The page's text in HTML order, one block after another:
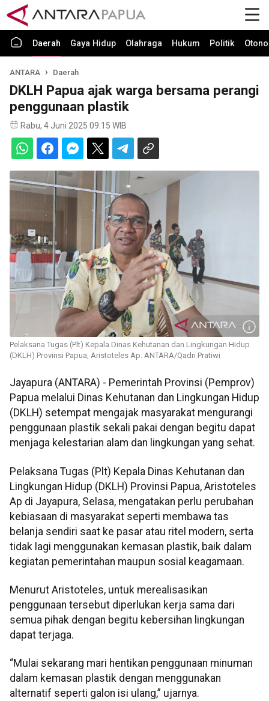
Daerah Gaya Hidup Olahraga Hukum Politik
ANTARA Daerah
DKLH Papua ajak warga bersama perangi
penggunaan plastik
Rabu, 4 Juni 2025 09:15 WIB
Pelaksana Tugas (Plt) Kepala Dinas Kehutanan dan Lingkungan Hidup
(DKLH) Provinsi Papua, Aristoteles Ap. ANTARA/Qadri Pratiwi
Jayapura (ANTARA) - Pemerintah Provinsi (Pemprov)
Papua melalui Dinas Kehutanan dan Lingkungan Hidup
(DKLH) setempat mengajak masyarakat mengurangi
penggunaan plastik sekali pakai dengan begitu dapat
menjaga kelestarian alam dan lingkungan yang sehat.
Pelaksana Tugas (Plt) Kepala Dinas Kehutanan dan
Lingkungan Hidup (DKLH) Provinsi Papua, Aristoteles
Ap di Jayapura, Selasa, mengatakan perlu perubahan
kebiasaan di masyarakat seperti membawa tas
belanja sendiri saat ke pasar atau ritel modern, serta
tidak lagi menggunakan kemasan plastik, baik dalam
kegiatan pemerintahan maupun sosial keagamaan.
Menurut Aristoteles, untuk merealisasikan
penggunaan tersebut diperlukan kerja sama dari
semua pihak dengan begitu kebersihan lingkungan
dapat terjaga.
“Mulai sekarang mari hentikan penggunaan minuman
dalam kemasan plastik dengan menggunakan
alternatif seperti galon isi ulang,” ujarnya.